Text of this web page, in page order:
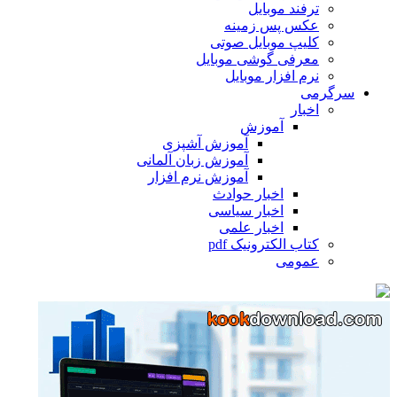
ترفند موبایل
عکس پس زمینه
کلیپ موبایل صوتی
معرفی گوشی موبایل
نرم افزار موبایل
آموزش
آموزش آشپزی
آموزش زبان آلمانی
آموزش نرم افزار
اخبار حوادث
اخبار سیاسی
اخبار علمی
کتاب الکترونیک pdf
عمومی